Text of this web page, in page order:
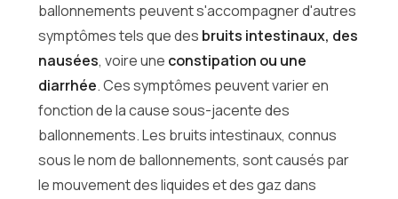
ballonnements peuvent s'accompagner d'autres
symptômes tels que des bruits intestinaux, des
nausées, voire une constipation ou une
diarrhée. Ces symptômes peuvent varier en
fonction de la cause sous-jacente des
ballonnements. Les bruits intestinaux, connus
sous le nom de ballonnements, sont causés par
le mouvement des liquides et des gaz dans